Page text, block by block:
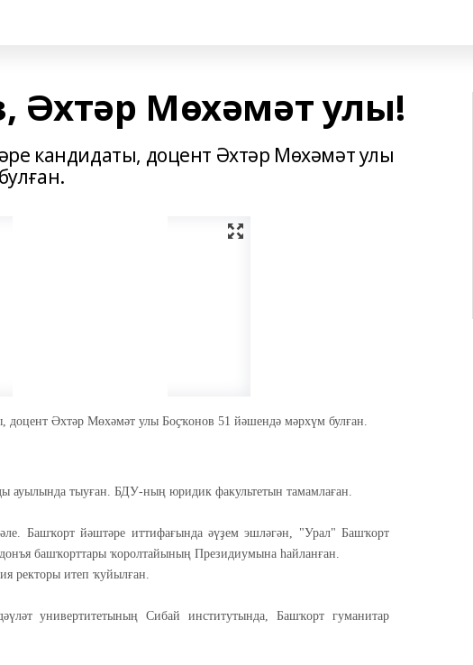
Әхтәр Мөхәмәт улы!
кандидаты, доцент Әхтәр Мөхәмәт улы
доцент Әхтәр Мөхәмәт улы Боҫҡонов 51 йәшендә мәрхүм булған.
тыуған. БДУ-ның юридик факультетын тамамлаған.
Башҡорт йәштәре иттифағында әүҙем эшләгән, "Урал" Башҡорт
башҡорттары ҡоролтайының Президиумына һайланған.
ректоры итеп ҡуйылған.
универтитетының Сибай институтында, Башҡорт гуманитар